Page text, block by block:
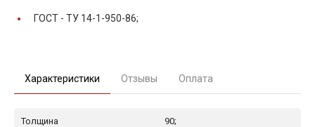
ГОСТ - ТУ 14-1-950-86;
Характеристики Отзывы Оплата
Толщина 90;